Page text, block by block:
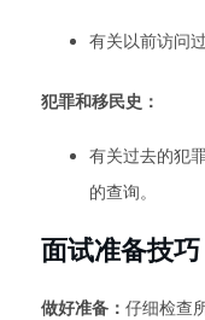
有关以前访问
犯罪和移民史：
有关过去的犯
的查询。
面试准备技巧
做好准备： 仔细检查